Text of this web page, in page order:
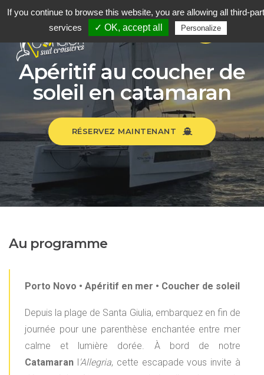
Apéritif au coucher de
soleil en catamaran
RÉSERVEZ MAINTENANT
Au programme
Porto Novo • Apéritif en mer • Coucher de soleil
Depuis la plage de Santa Giulia, embarquez en fin de
journée pour une parenthèse enchantée entre mer
calme et lumière dorée. À bord de notre
Catamaran l'Allegria, cette escapade vous invite à
If you continue to browse this website, you are allowing all third-
services
✓ OK, accept all Personalize